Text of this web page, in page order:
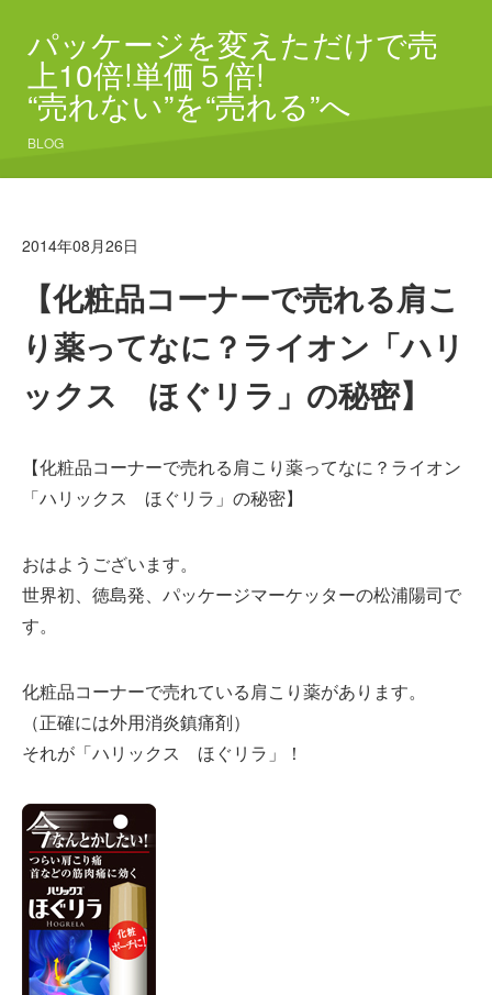
パッケージを変えただけで売
上10倍!単価５倍!
“売れない”を“売れる”へ
BLOG
2014年08月26日
【化粧品コーナーで売れる肩こ
り薬ってなに？ライオン「ハリ
ックス ほぐリラ」の秘密】
【化粧品コーナーで売れる肩こり薬ってなに？ライオン
「ハリックス ほぐリラ」の秘密】
おはようございます。
世界初、徳島発、パッケージマーケッターの松浦陽司で
す。
化粧品コーナーで売れている肩こり薬があります。
（正確には外用消炎鎮痛剤）
それが「ハリックス ほぐリラ」！